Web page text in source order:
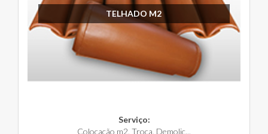
TELHADO M2
Serviço:
Colocação m2, Troca, Demoliç...